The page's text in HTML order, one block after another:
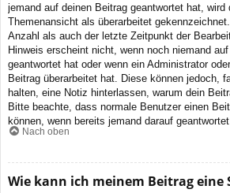
jemand auf deinen Beitrag geantwortet hat, wird
Themenansicht als überarbeitet
Anzahl als auch der letzte Zeitpunkt der
Hinweis erscheint nicht, wenn noch niemand
geantwortet hat oder wenn ein Administrator
Beitrag überarbeitet hat. Diese können jedoch,
halten, eine Notiz hinterlassen, warum dein
Bitte beachte, dass normale Benutzer einen
können, wenn bereits jemand darauf geantwortet
Nach oben
Wie kann ich meinem Beitrag eine